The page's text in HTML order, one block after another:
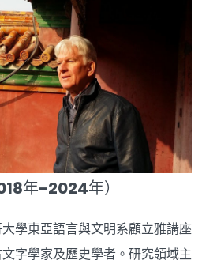
年-2024年）
L.
學東亞語言與文明系顧立雅講座
字學家及歷史學者。研究領域主